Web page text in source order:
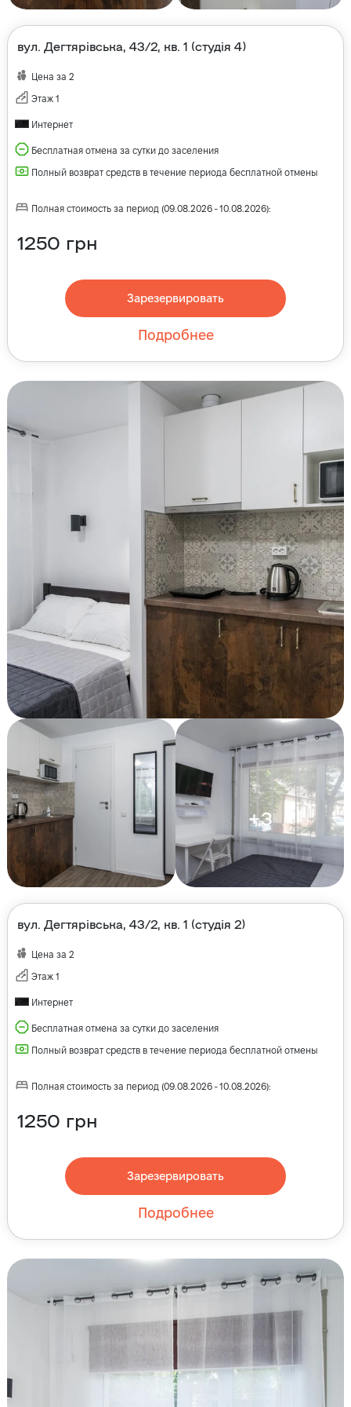
вул. Дегтярівська, 43/2, кв. 1 (студія 4)
Цена за 2
Этаж 1
Интернет
Бесплатная отмена за сутки до заселения
Полный возврат средств в течение периода бесплатной отмены
Полная стоимость за период (09.08.2026- 10.08.2026):
1250 грн
Зарезервировать
Подробнее
вул. Дегтярівська, 43/2, кв. 1 (студія 2)
Цена за 2
Этаж 1
Интернет
Бесплатная отмена за сутки до заселения
Полный возврат средств в течение периода бесплатной отмены
Полная стоимость за период (09.08.2026- 10.08.2026):
1250 грн
Зарезервировать
Подробнее
+3